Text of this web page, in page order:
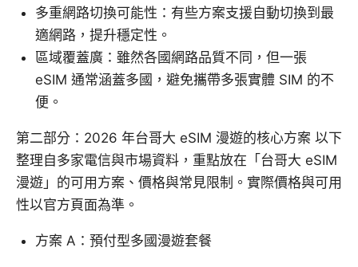
多重網路切換可能性：有些方案支援自動切換到最
適網路，提升穩定性。
區域覆蓋廣：雖然各國網路品質不同，但一張
eSIM 通常涵蓋多國，避免攜帶多張實體 SIM 的不
便。
第二部分：2026 年台哥大 eSIM 漫遊的核心方案 以下
整理自多家電信與市場資料，重點放在「台哥大 eSIM
漫遊」的可用方案、價格與常見限制。實際價格與可用
性以官方頁面為準。
方案 A：預付型多國漫遊套餐